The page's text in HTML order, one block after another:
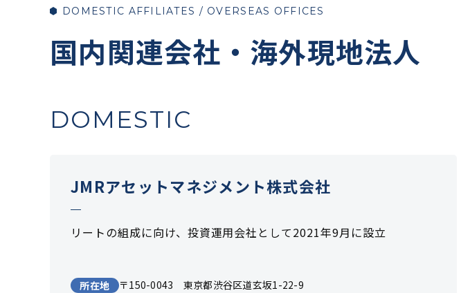
DOMESTIC AFFILIATES / OVERSEAS OFFICES
国内関連会社・海外現地法人
DOMESTIC
JMRアセットマネジメント株式会社
リートの組成に向け、投資運用会社として2021年9月に設立
所在地 〒150-0043 東京都渋谷区道玄坂1-22-9